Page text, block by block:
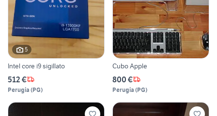
5
Intel core i9 sigillato
512 €
Perugia (PG)
Cubo Apple
800 €
Perugia (PG)